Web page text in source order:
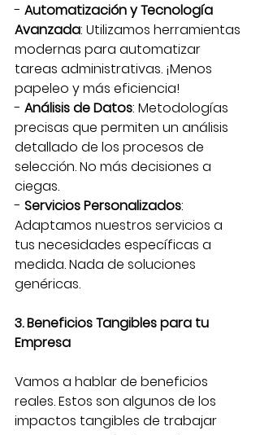
- Automatización y Tecnología
Avanzada: Utilizamos herramientas
modernas para automatizar
tareas administrativas. ¡Menos
papeleo y más eficiencia!
- Análisis de Datos: Metodologías
precisas que permiten un análisis
detallado de los procesos de
selección. No más decisiones a
ciegas.
- Servicios Personalizados:
Adaptamos nuestros servicios a
tus necesidades específicas a
medida. Nada de soluciones
genéricas.
3. Beneficios Tangibles para tu
Empresa
Vamos a hablar de beneficios
reales. Estos son algunos de los
impactos tangibles de trabajar